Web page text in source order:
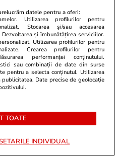
03 aug.
de
unor
datele pentru a oferi:
Utilizarea profilurilor pentru
Stocarea și/sau accesarea
și îmbunătățirea serviciilor.
Utilizarea profilurilor pentru
Crearea profilurilor pentru
performanței conținutului.
sau combinații de date din surse
pentru a selecta conținutul. Utilizarea
Date precise de geolocație
TOATE
INDIVIDUAL